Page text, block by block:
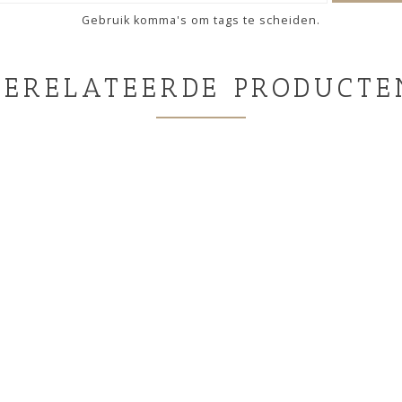
Gebruik komma's om tags te scheiden.